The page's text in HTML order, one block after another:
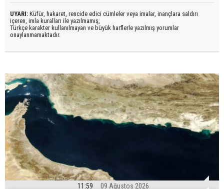
UYARI: Küfür, hakaret, rencide edici cümleler veya imalar, inançlara saldırı
içeren, imla kuralları ile yazılmamış,
Türkçe karakter kullanılmayan ve büyük harflerle yazılmış yorumlar
onaylanmamaktadır.
11:59 09 Ağustos 2026